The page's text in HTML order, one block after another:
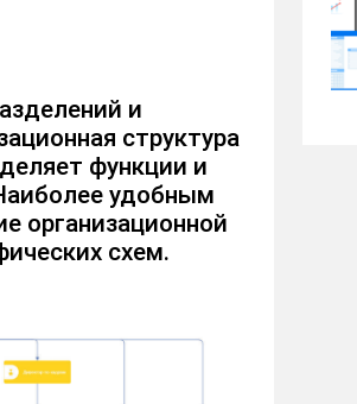
и
структура
функции и
удобным
организационной
схем.